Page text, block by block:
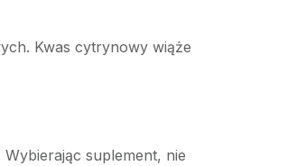
Kwas cytrynowy wiąże
suplement, nie